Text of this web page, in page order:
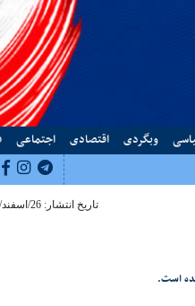
وبگردی اقتصادی اجتماعی
تاریخ انتشار: 26/اسفند/1400 - 11:15
است.